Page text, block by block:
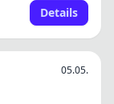
Details
05.05.